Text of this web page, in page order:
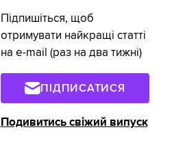
Підпишіться, щоб
отримувати найкращі статті
на e-mail (раз на два тижні)
ПІДПИСАТИСЯ
Подивитись свіжий випуск